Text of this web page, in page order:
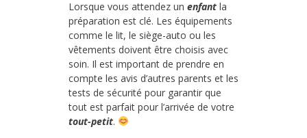
Lorsque vous attendez un enfant la
préparation est clé. Les équipements
comme le lit, le siège-auto ou les
vêtements doivent être choisis avec
soin. Il est important de prendre en
compte les avis d’autres parents et les
tests de sécurité pour garantir que
tout est parfait pour l’arrivée de votre
tout-petit.